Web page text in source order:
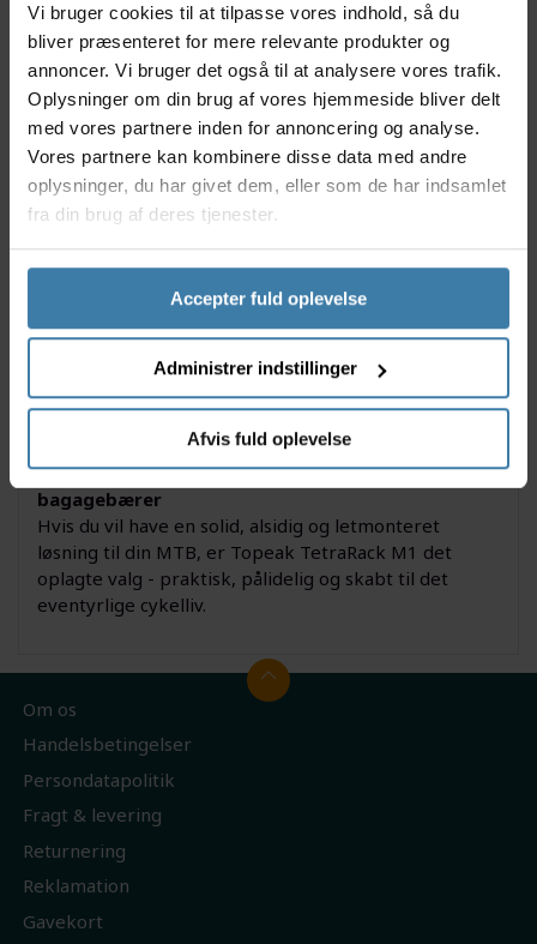
Vi bruger cookies til at tilpasse vores indhold, så du
bliver præsenteret for mere relevante produkter og
annoncer. Vi bruger det også til at analysere vores trafik.
Oplysninger om din brug af vores hjemmeside bliver delt
med vores partnere inden for annoncering og analyse.
Vores partnere kan kombinere disse data med andre
oplysninger, du har givet dem, eller som de har indsamlet
fra din brug af deres tjenester.
Accepter fuld oplevelse
Administrer indstillinger
Afvis fuld oplevelse
Quick-mount system for nem og hurtig
montering
Passer universelt til de fleste MTB-forgafler
Stærk og let aluminiumsramme
Justerbare monteringspunkter for optimal
tilpasning
Velegnet til ujævnt terræn og krævende eventyr
Anvendelse
Topeak TetraRack M1 er perfekt til mountainbike-
entusiaster, der ønsker at tage ekstra udstyr med på
farten - uanset om det er til daglige pendlingsture
til både begyndere og erfarne ryttere, som sætter
pris på høj funktionalitet og pålidelighed.
Bagagebæreren holder effektivt udstyret sikkert
fast, også når du krydser udfordrende terræn.
Derfor skal du vælge Topeak TetraRack M1 Front
bagagebærer
Hvis du vil have en solid, alsidig og letmonteret
løsning til din MTB, er Topeak TetraRack M1 det
oplagte valg - praktisk, pålidelig og skabt til det
eventyrlige cykelliv.
Om os
Handelsbetingelser
Persondatapolitik
Fragt & levering
Returnering
Reklamation
Gavekort